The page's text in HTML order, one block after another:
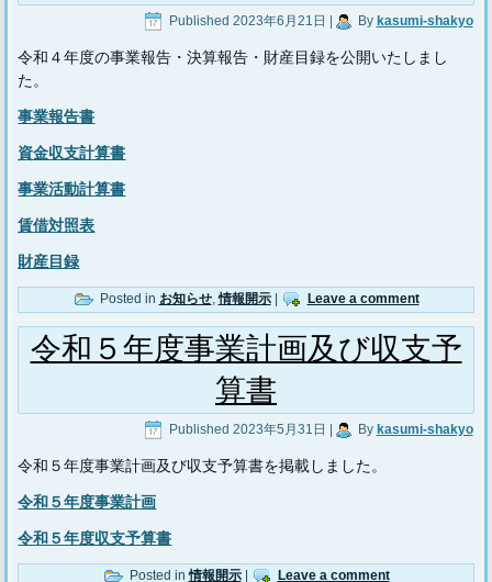
Published 2023年6月21日 By kasumi-shakyo
令和４年度の事業報告・決算報告・財産目録を公開いたしまし
た。
事業報告書
資金収支計算書
事業活動計算書
賃借対照表
財産目録
Posted in お知らせ,情報開示| Leave a comment
令和５年度事業計画及び収支予
算書
Published 2023年5月31日 By kasumi-shakyo
令和５年度事業計画及び収支予算書を掲載しました。
令和５年度事業計画
令和５年度収支予算書
Posted in 情報開示| Leave a comment